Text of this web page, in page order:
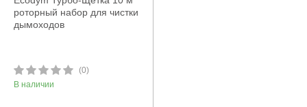
роторный набор для чистки
дымоходов
(0)
В наличии